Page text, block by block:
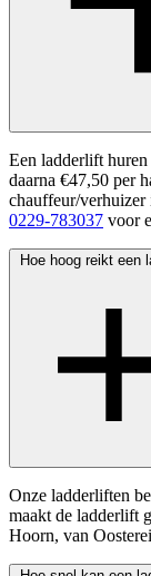
Een ladderlift
daarna €47,50 per
chauffeur/verhuizer
0229-783037 voor
Hoe hoog reikt een
Onze ladderliften
maakt de ladderlift
Hoorn, van